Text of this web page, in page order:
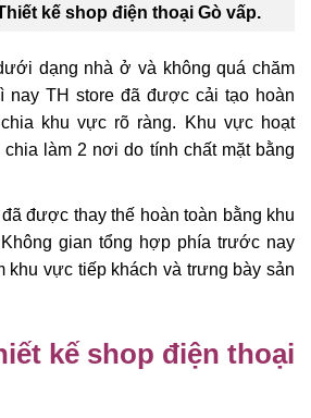
kế shop điện thoại Gò vấp.
dạng nhà ở và không quá chăm
nay TH store đã được cải tạo hoàn
khu vực rõ ràng. Khu vực hoạt
làm 2 nơi do tính chất mặt bằng
được thay thế hoàn toàn bằng khu
gian tổng hợp phía trước nay
khu vực tiếp khách và trưng bày sản
kế shop điện thoại